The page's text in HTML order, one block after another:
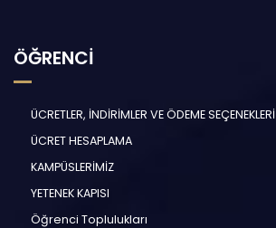
ÖĞRENCİ
ÜCRETLER, İNDİRİMLER VE ÖDEME SEÇENEKLERİ
ÜCRET HESAPLAMA
KAMPÜSLERİMİZ
YETENEK KAPISI
Öğrenci Toplulukları